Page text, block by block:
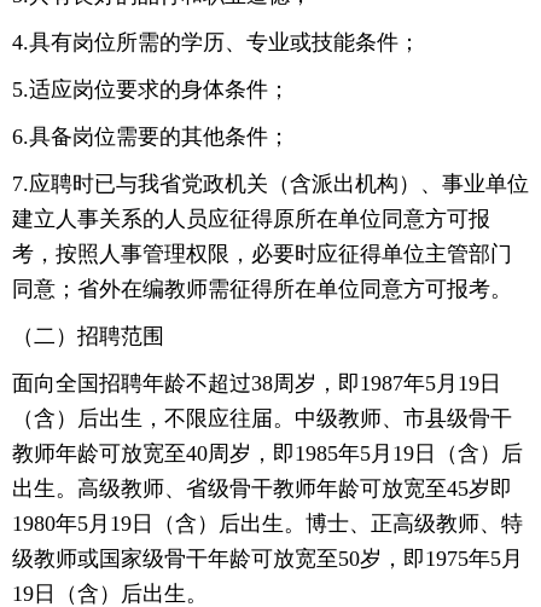
4.具有岗位所需的学历、专业或技能条件；
5.适应岗位要求的身体条件；
6.具备岗位需要的其他条件；
7.应聘时已与我省党政机关（含派出机构）、事业单位
建立人事关系的人员应征得原所在单位同意方可报
考，按照人事管理权限，必要时应征得单位主管部门
同意；省外在编教师需征得所在单位同意方可报考。
（二）招聘范围
面向全国招聘年龄不超过38周岁，即1987年5月19日
（含）后出生，不限应往届。中级教师、市县级骨干
教师年龄可放宽至40周岁，即1985年5月19日（含）后
出生。高级教师、省级骨干教师年龄可放宽至45岁即
1980年5月19日（含）后出生。博士、正高级教师、特
级教师或国家级骨干年龄可放宽至50岁，即1975年5月
19日（含）后出生。